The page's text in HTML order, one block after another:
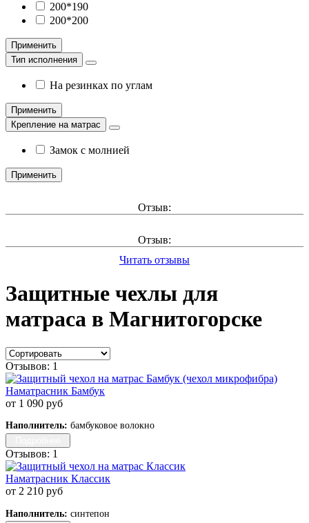
200*190
200*200
Применить
Тип исполнения
На резинках по углам
Применить
Крепление на матрас
Замок с молнией
Применить
Отзыв:
Отзыв:
Читать отзывы
Защитные чехлы для
матраса в Магнитогорске
Отзывов: 1
Наматрасник Бамбук
от 1 090 руб
Наполнитель: бамбуковое волокно
Отзывов: 1
Наматрасник Классик
от 2 210 руб
Наполнитель: синтепон